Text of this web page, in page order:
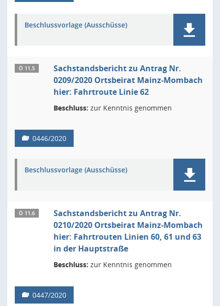
Beschlussvorlage (Ausschüsse)
Ö 11.5
Sachstandsbericht zu Antrag Nr.
0209/2020 Ortsbeirat Mainz-Mombach
hier: Fahrtroute Linie 62
Beschluss: zur Kenntnis genommen
0446/2020
Beschlussvorlage (Ausschüsse)
Ö 11.6
Sachstandsbericht zu Antrag Nr.
0210/2020 Ortsbeirat Mainz-Mombach
hier: Fahrtrouten Linien 60, 61 und 63
in der Hauptstraße
Beschluss: zur Kenntnis genommen
0447/2020